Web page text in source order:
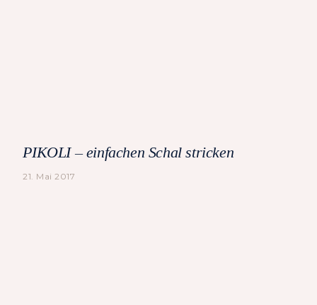
PIKOLI – einfachen Schal stricken
21. Mai 2017